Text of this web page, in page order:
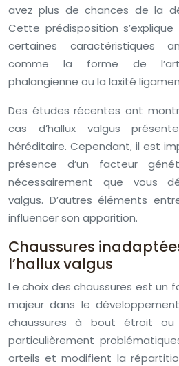
avez plus de chances de la
Cette prédisposition
certaines caractéristiques
comme la forme de
phalangienne ou la laxité
Des études récentes ont
cas d’hallux valgus
héréditaire. Cependant, il est
présence d’un facteur
nécessairement que vous
valgus. D’autres éléments
influencer son apparition.
Chaussures
l’hallux valgus
Le choix des chaussures est un
majeur dans le
chaussures à bout étroit
particulièrement
orteils et modifient la